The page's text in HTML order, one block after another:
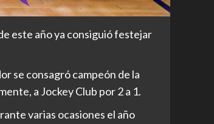
este año ya consiguió festejar
se consagró campeón de la
a Jockey Club por 2 a 1.
varias ocasiones el año